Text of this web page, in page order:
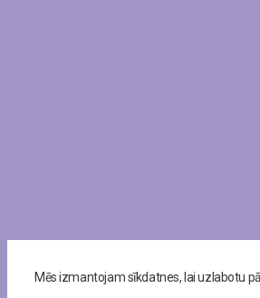
Mēs izmantojam sīkdatnes, lai uzlabotu